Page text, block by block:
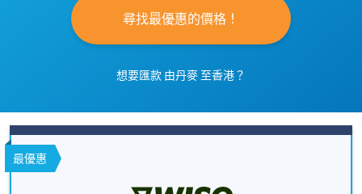
尋找最優惠的價格！
想要匯款 由丹麥 至香港？
最優惠